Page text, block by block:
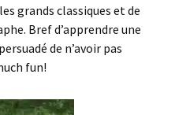
grands classiques et de
Bref d’apprendre une
de n’avoir pas
fun!